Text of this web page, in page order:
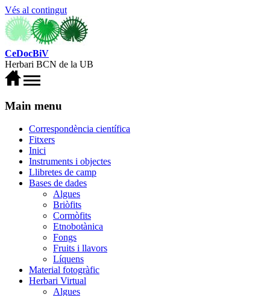
Vés al contingut
CeDocBiV
Herbari BCN de la UB
Main menu
Correspondència científica
Fitxers
Inici
Instruments i objectes
Llibretes de camp
Bases de dades
Algues
Briòfits
Cormòfits
Etnobotànica
Fongs
Fruits i llavors
Líquens
Material fotogràfic
Herbari Virtual
Algues